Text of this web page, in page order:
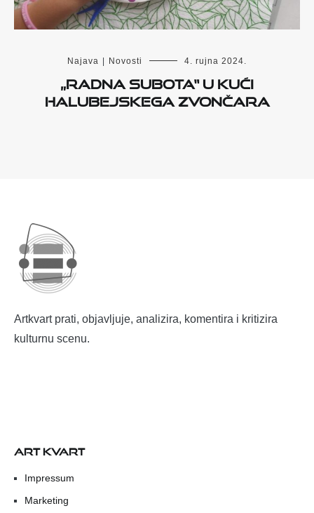
Najava | Novosti 4. rujna 2024.
„Radna subota“ u Kući
Halubejskega zvončara
Artkvart prati, objavljuje, analizira, komentira i kritizira
kulturnu scenu.
ART KVART
Impressum
Marketing